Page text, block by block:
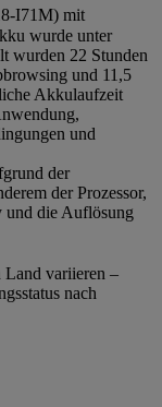
I71M) mit
wurde unter
wurden 22 Stunden
und 11,5
Akkulaufzeit
und
der
der Prozessor,
und die Auflösung
variieren –
nach